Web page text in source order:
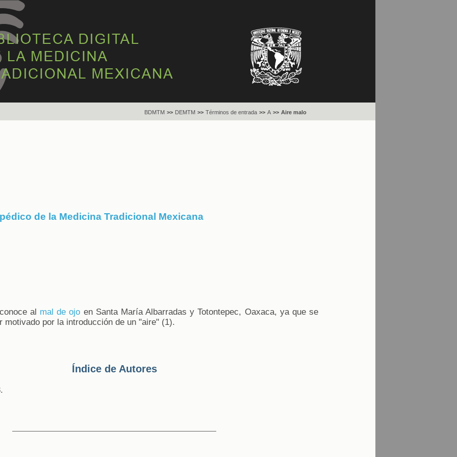
BDMTM >> DEMTM >> Términos de entrada >> A >> Aire malo
de la Medicina Tradicional Mexicana
al mal de ojo en Santa María Albarradas y Totontepec, Oaxaca, ya que se
motivado por la introducción de un "aire" (1).
Índice de Autores